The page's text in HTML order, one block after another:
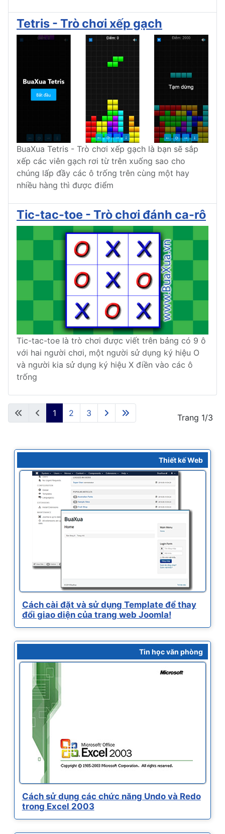
Tetris - Trò chơi xếp gạch
BuaXua Tetris - Trò chơi xếp gạch là bạn sẽ sắp
xếp các viên gạch rơi từ trên xuống sao cho
chúng lấp đầy các ô trống trên cùng một hay
nhiều hàng thì được điểm
Tic-tac-toe - Trò chơi đánh ca-rô
Tic-tac-toe là trò chơi được viết trên bảng có 9 ô
với hai người chơi, một người sử dụng ký hiệu O
và người kia sử dụng ký hiệu X điền vào các ô
trống
Trang 1/3
1 2 3
Thiết kế Web
Cách cài đặt và sử dụng Template để thay
đổi giao diện của trang web Joomla!
Tin học văn phòng
Cách sử dụng các chức năng Undo và Redo
trong Excel 2003